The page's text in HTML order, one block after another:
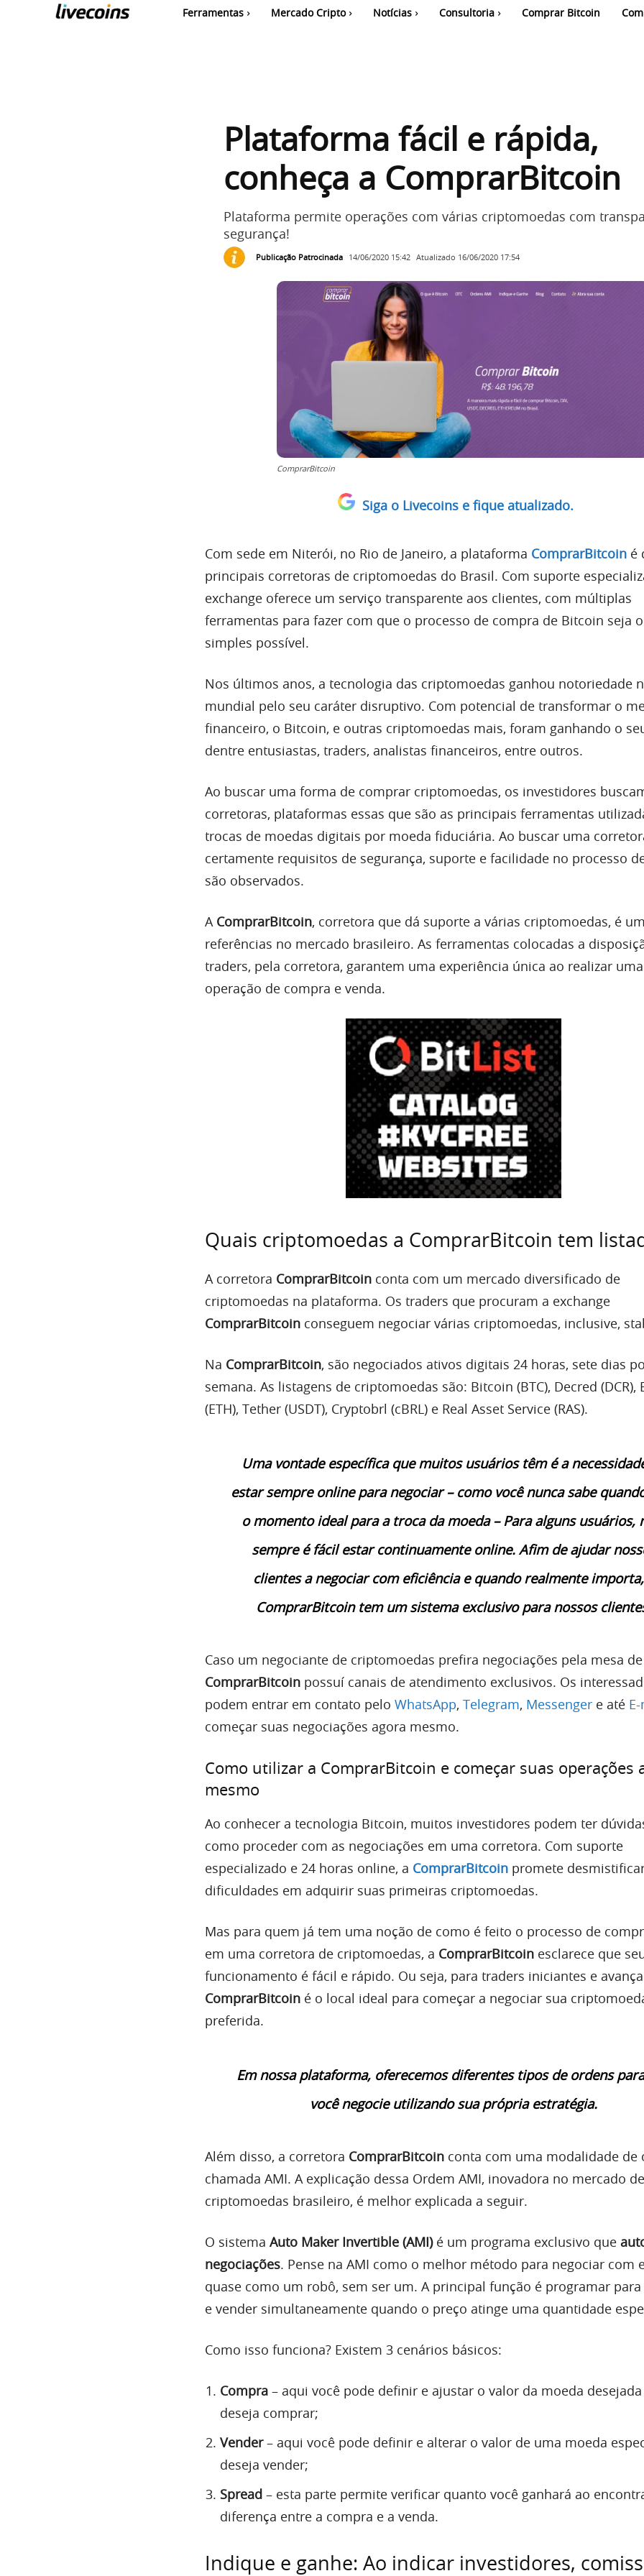
Ferramentas Mercado Cripto Notícias Consultoria Comprar Bitcoin
Plataforma fácil e rápida,
conheça a ComprarBitcoin
Plataforma permite operações com várias criptomoedas com
segurança!
Publicação Patrocinada 14/06/2020 15:42 Atualizado 16/06/2020 17:54
ComprarBitcoin
Siga o Livecoins e fique atualizado.
Com sede em Niterói, no Rio de Janeiro, a plataforma ComprarBitcoin é
principais corretoras de criptomoedas do Brasil. Com suporte
exchange oferece um serviço transparente aos clientes, com múltiplas
ferramentas para fazer com que o processo de compra de Bitcoin seja
simples possível.
Nos últimos anos, a tecnologia das criptomoedas ganhou notoriedade
mundial pelo seu caráter disruptivo. Com potencial de transformar o
financeiro, o Bitcoin, e outras criptomoedas mais, foram ganhando o
dentre entusiastas, traders, analistas financeiros, entre outros.
Ao buscar uma forma de comprar criptomoedas, os investidores
corretoras, plataformas essas que são as principais ferramentas
trocas de moedas digitais por moeda fiduciária. Ao buscar uma
certamente requisitos de segurança, suporte e facilidade no processo
são observados.
A ComprarBitcoin, corretora que dá suporte a várias criptomoedas, é
referências no mercado brasileiro. As ferramentas colocadas a
traders, pela corretora, garantem uma experiência única ao realizar uma
operação de compra e venda.
Quais criptomoedas a ComprarBitcoin tem
A corretora ComprarBitcoin conta com um mercado diversificado de
criptomoedas na plataforma. Os traders que procuram a exchange
ComprarBitcoin conseguem negociar várias criptomoedas, inclusive,
Na ComprarBitcoin, são negociados ativos digitais 24 horas, sete dias
semana. As listagens de criptomoedas são: Bitcoin (BTC), Decred (DCR),
(ETH), Tether (USDT), Cryptobrl (cBRL) e Real Asset Service (RAS).
Uma vontade específica que muitos usuários têm é a
estar sempre online para negociar – como você nunca sabe
o momento ideal para a troca da moeda – Para alguns usuários,
sempre é fácil estar continuamente online. Afim de ajudar
clientes a negociar com eficiência e quando realmente
ComprarBitcoin tem um sistema exclusivo para nossos
Caso um negociante de criptomoedas prefira negociações pela mesa de
ComprarBitcoin possuí canais de atendimento exclusivos. Os
podem entrar em contato pelo WhatsApp, Telegram, Messenger e até
começar suas negociações agora mesmo.
Como utilizar a ComprarBitcoin e começar suas operações
mesmo
Ao conhecer a tecnologia Bitcoin, muitos investidores podem ter
como proceder com as negociações em uma corretora. Com suporte
especializado e 24 horas online, a ComprarBitcoin promete
dificuldades em adquirir suas primeiras criptomoedas.
Mas para quem já tem uma noção de como é feito o processo de
em uma corretora de criptomoedas, a ComprarBitcoin esclarece que
funcionamento é fácil e rápido. Ou seja, para traders iniciantes e
ComprarBitcoin é o local ideal para começar a negociar sua
preferida.
Em nossa plataforma, oferecemos diferentes tipos de ordens
você negocie utilizando sua própria estratégia.
Além disso, a corretora ComprarBitcoin conta com uma modalidade de
chamada AMI. A explicação dessa Ordem AMI, inovadora no mercado de
criptomoedas brasileiro, é melhor explicada a seguir.
O sistema Auto Maker Invertible (AMI)é um programa exclusivo que
negociações. Pense na AMI como o melhor método para negociar com
quase como um robô, sem ser um. A principal função é programar
e vender simultaneamente quando o preço atinge uma quantidade
Como isso funciona? Existem 3 cenários básicos:
Compra – aqui você pode definir e ajustar o valor da moeda
deseja comprar;
Vender– aqui você pode definir e alterar o valor de uma moeda
deseja vender;
Spread – esta parte permite verificar quanto você ganhará ao
diferença entre a compra e a venda.
Indique e ganhe: Ao indicar investidores,